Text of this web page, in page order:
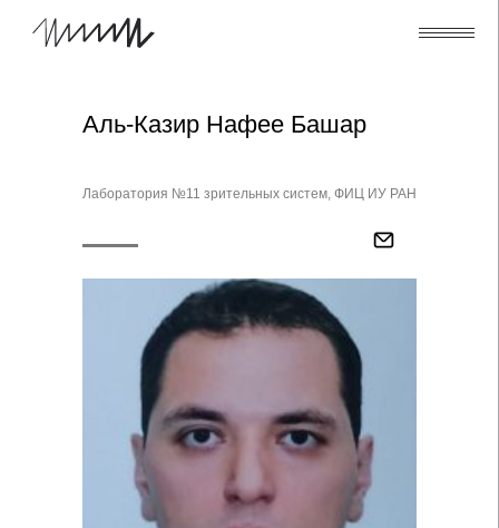
Лаборатория №11 зрительных систем, ФИЦ ИУ РАН
Аль-Казир Нафее Башар